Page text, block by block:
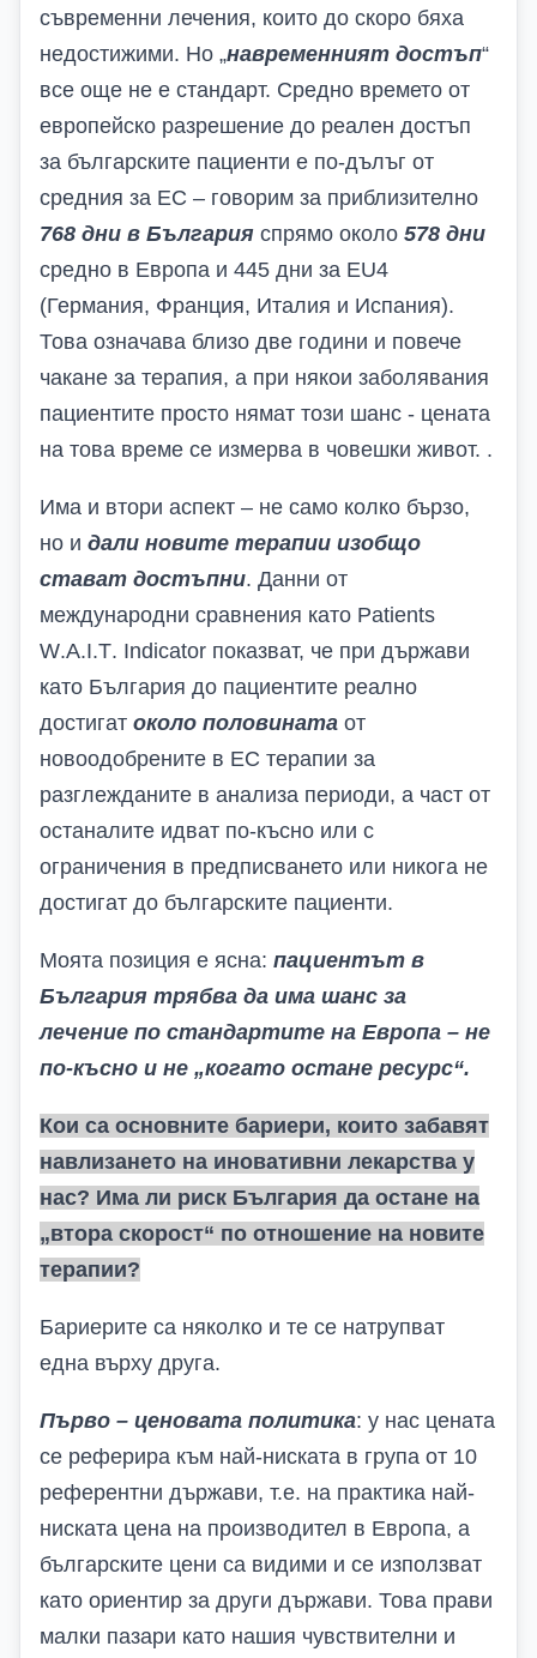
съвременни лечения, които до скоро бяха
недостижими. Но „навременният достъп“
все още не е стандарт. Средно времето от
европейско разрешение до реален достъп
за българските пациенти е по-дълъг от
средния за ЕС – говорим за приблизително
768 дни в България спрямо около 578 дни
средно в Европа и 445 дни за EU4
(Германия, Франция, Италия и Испания).
Това означава близо две години и повече
чакане за терапия, а при някои заболявания
пациентите просто нямат този шанс - цената
на това време се измерва в човешки живот. .
Има и втори аспект – не само колко бързо,
но и дали новите терапии изобщо
стават достъпни. Данни от
международни сравнения като Patients
W.A.I.T. Indicator показват, че при държави
като България до пациентите реално
достигат около половината от
новоодобрените в ЕС терапии за
разглежданите в анализа периоди, а част от
останалите идват по-късно или с
ограничения в предписването или никога не
достигат до българските пациенти.
Моята позиция е ясна: пациентът в
България трябва да има шанс за
лечение по стандартите на Европа – не
по-късно и не „когато остане ресурс“.
Кои са основните бариери, които забавят
навлизането на иновативни лекарства у
нас? Има ли риск България да остане на
„втора скорост“ по отношение на новите
терапии?
Бариерите са няколко и те се натрупват
една върху друга.
Първо – ценовата политика: у нас цената
се реферира към най-ниската в група от 10
референтни държави, т.е. на практика най-
ниската цена на производител в Европа, а
българските цени са видими и се използват
като ориентир за други държави. Това прави
малки пазари като нашия чувствителни и